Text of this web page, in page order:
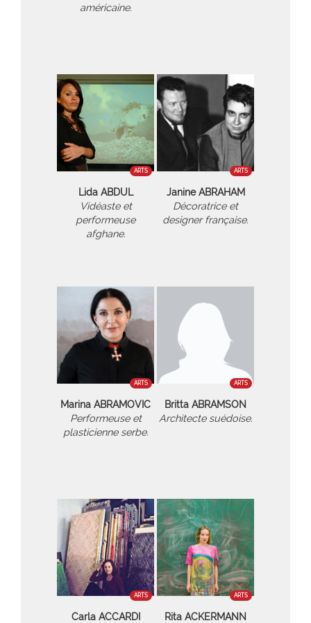
américaine.
ARTS
Lida ABDUL
Vidéaste et
performeuse
afghane.
ARTS
Janine ABRAHAM
Décoratrice et
designer française.
ARTS
Marina ABRAMOVIC
Performeuse et
plasticienne serbe.
ARTS
Britta ABRAMSON
Architecte suédoise.
ARTS
Carla ACCARDI
ARTS
Rita ACKERMANN